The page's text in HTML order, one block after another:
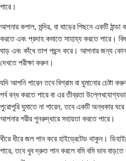
পারে।
আপনার কপাল, মন্দির, বা ঘাড়ের পিছনে একটি
করতে এবং প্রদাহ কমাতে সাহায্য করতে পারে।
ঘাড় এবং কাঁধে তাপ পছন্দ করে। আপনার জন্য কোন
দেখতে পরীক্ষা করুন।
যদি আপনি পারেন তবে বিশ্রাম বা ঘুমানোর
পর্ব বন্ধ করতে পারে বা এর তীব্রতা
পুরোপুরি ঘুমাতে না পারেন, তবে একটি অন্ধকার
আপনার শরীর পুনরুদ্ধারে সহায়তা করতে পারে।
ধীরে ধীরে জল পান করে হাইড্রেটেড থাকুন।
পারে, তবে খুব দ্রুত পান করলে বমি বমি ভাব বাড়তে